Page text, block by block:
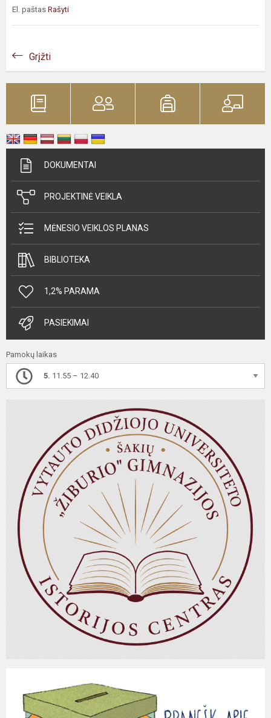
El. paštas Rašyti
Grįžti
DOKUMENTAI
PROJEKTINĖ VEIKLA
MĖNESIO VEIKLOS PLANAS
BIBLIOTEKA
1,2% PARAMA
PASIEKIMAI
Pamokų laikas
5. 11.55 – 12.40